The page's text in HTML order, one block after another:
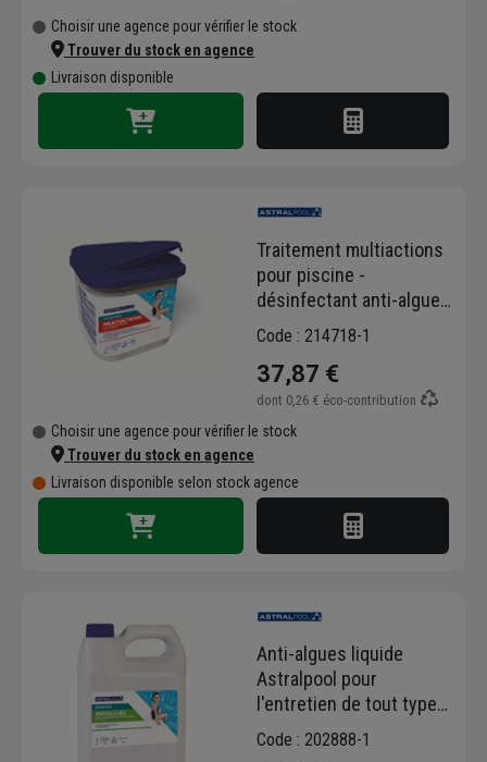
Choisir une agence pour vérifier le stock
Trouver du stock en agence
Livraison disponible
Traitement multiactions
pour piscine -
désinfectant anti-algues
et clarifiant - Astralpool -
en galets de 250g - seau
de 5 kg
Code : 214718-1
37,87 €
dont 0,26 € éco-contribution
Choisir une agence pour vérifier le stock
Trouver du stock en agence
Livraison disponible selon stock agence
Anti-algues liquide
Astralpool pour
l'entretien de tout type
de piscine - bidon de 5 L
Code : 202888-1